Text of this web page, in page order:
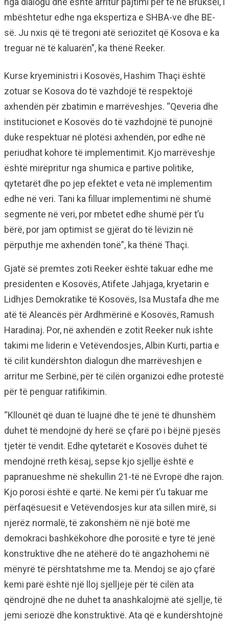
mbështetur edhe nga ekspertiza e SHBA-ve dhe BE-
së. Ju nxis që të tregoni atë seriozitet që Kosova e ka
treguar në të kaluarën”, ka thënë Reeker.
Kurse kryeministri i Kosovës, Hashim Thaçi është
zotuar se Kosova do të vazhdojë të respektojë
axhendën për zbatimin e marrëveshjes. “Qeveria dhe
institucionet e Kosovës do të vazhdojnë të punojnë
duke respektuar në plotësi axhendën, por edhe në
periudhat kohore të implementimit. Kjo marrëveshje
është mirëpritur nga shumica e partive politike,
qytetarët dhe po jep efektet e veta në implementim
edhe në veri. Tani ka filluar implementimi në shumë
segmente në veri, por mbetet edhe shumë për t’u
bërë, por jam optimist se gjërat do të lëvizin në
përputhje me axhendën tonë”, ka thënë Thaçi.
Gjatë së premtes zoti Reeker është takuar edhe me
presidenten e Kosovës, Atifete Jahjaga, kryetarin e
Lidhjes Demokratike të Kosovës, Isa Mustafa dhe me
atë të Aleancës për Ardhmërinë e Kosovës, Ramush
Haradinaj. Por, në axhendën e zotit Reeker nuk ishte
takimi me liderin e Vetëvendosjes, Albin Kurti, partia e
të cilit kundërshton dialogun dhe marrëveshjen e
arritur me Serbinë, për të cilën organizoi edhe protestë
për të penguar ratifikimin.
“Kllounët që duan të luajnë dhe të jenë të dhunshëm
duhet të mendojnë dy herë se çfarë po i bëjnë pjesës
tjetër të vendit. Edhe qytetarët e Kosovës duhet të
mendojnë rreth kësaj, sepse kjo sjellje është e
papranueshme në shekullin 21-të në Evropë dhe rajon.
Kjo porosi është e qartë. Ne kemi për t’u takuar me
përfaqësuesit e Vetëvendosjes kur ata sillen mirë, si
njerëz normalë, të zakonshëm në një botë me
demokraci bashkëkohore dhe porositë e tyre të jenë
konstruktive dhe ne atëherë do të angazhohemi në
mënyrë të përshtatshme me ta. Mendoj se ajo çfarë
kemi parë është një lloj sjelljeje për të cilën ata
qëndrojnë dhe ne duhet ta anashkalojmë atë sjellje, të
jemi seriozë dhe konstruktivë. Ata që e kundërshtojnë